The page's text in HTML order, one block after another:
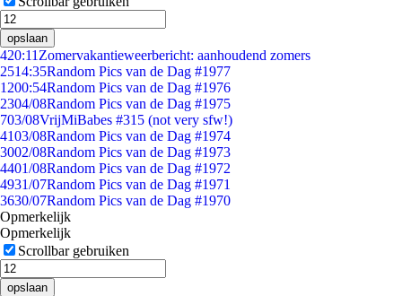
opslaan
420:11 Zomervakantieweerbericht: aanhoudend zomers
2514:35Random Pics van de Dag #1977
1200:54Random Pics van de Dag #1976
2304/08Random Pics van de Dag #1975
703/08VrijMiBabes #315 (not very sfw!)
4103/08Random Pics van de Dag #1974
3002/08Random Pics van de Dag #1973
4401/08Random Pics van de Dag #1972
4931/07Random Pics van de Dag #1971
3630/07Random Pics van de Dag #1970
Opmerkelijk
Opmerkelijk
Scrollbar gebruiken
opslaan